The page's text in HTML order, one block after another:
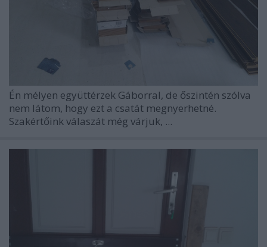
Én mélyen együttérzek Gáborral, de őszintén szólva
nem látom, hogy ezt a csatát megnyerhetné.
Szakértőink válaszát még várjuk, ...